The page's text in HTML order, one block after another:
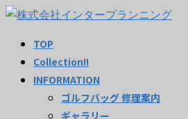
TOP
Collection!!
INFORMATION
ゴルフバッグ 修理案内
ギャラリー